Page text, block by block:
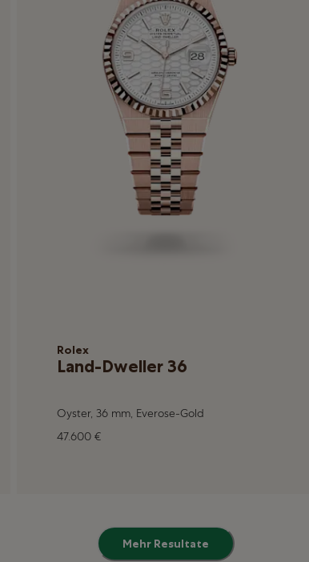
Rolex
Land-Dweller 36
Oyster, 36 mm, Everose-Gold
47.600 €
Mehr Resultate